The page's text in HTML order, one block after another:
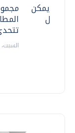
السبت، 08 اغسطس 2026 11:22 ص
.. هل يمكن
نتعامل